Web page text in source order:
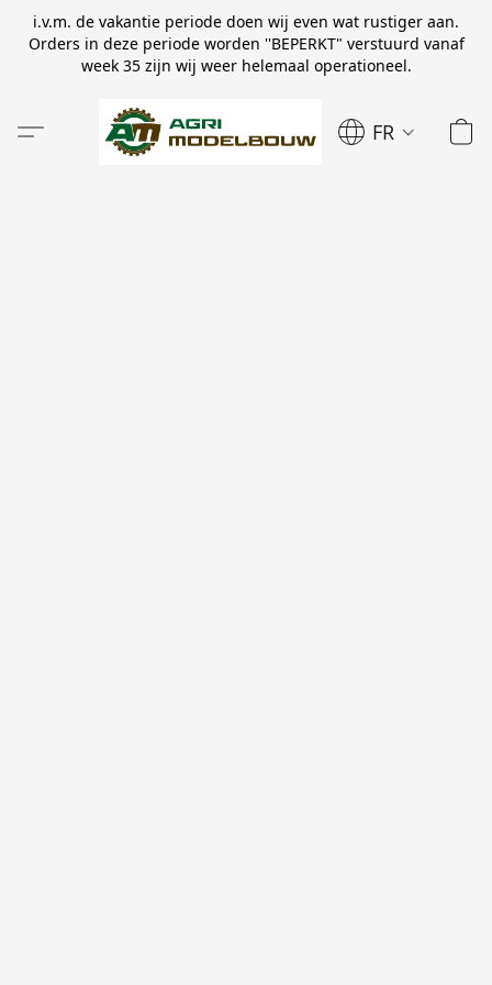
i.v.m. de vakantie periode doen wij even wat rustiger aan.
Orders in deze periode worden ''BEPERKT" verstuurd vanaf
week 35 zijn wij weer helemaal operationeel.
FR